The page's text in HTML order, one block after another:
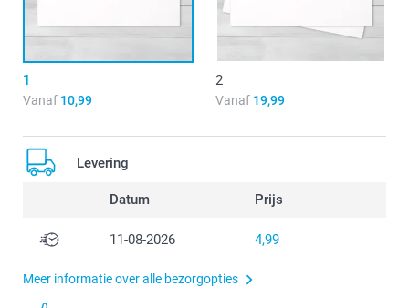
1
Vanaf 10,99
2
Vanaf19,99
Levering
Datum Prijs
11-08-2026 4,99
Meer informatie over alle bezorgopties